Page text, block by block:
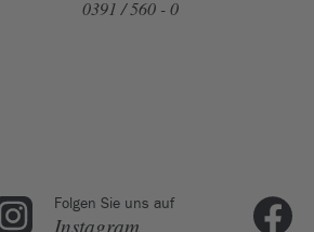
0391 / 560 - 0
Folgen Sie uns auf
Instagram